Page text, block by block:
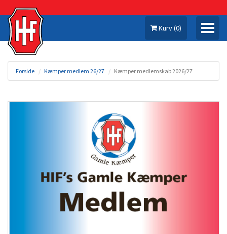
Kurv(0)
KAMPE
SÆSONKORT
KÆMPER MEDLEM 26/27
MERCHANDISE
MINE SÆSONKORT
Forside Kæmper medlem 26/27 Kæmper medlemskab 2026/27